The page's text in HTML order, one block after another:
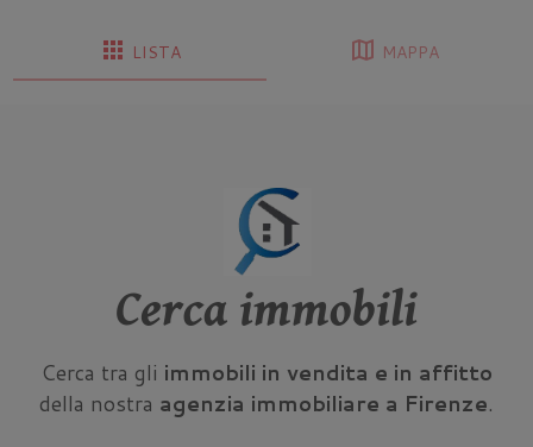
apps LISTA map MAPPA
Cerca immobili
Cerca tra gli immobili in vendita e in affitto
della nostra agenzia immobiliare a Firenze.